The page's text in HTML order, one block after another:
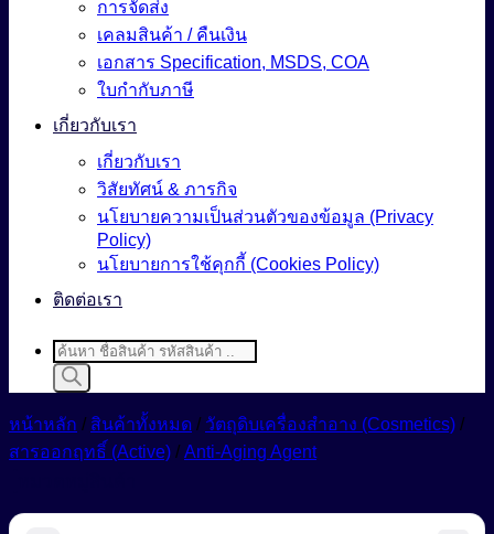
การจัดส่ง
เคลมสินค้า / คืนเงิน
เอกสาร Specification, MSDS, COA
ใบกำกับภาษี
เกี่ยวกับเรา
เกี่ยวกับเรา
วิสัยทัศน์ & ภารกิจ
นโยบายความเป็นส่วนตัวของข้อมูล (Privacy
Policy)
นโยบายการใช้คุกกี้ (Cookies Policy)
ติดต่อเรา
Products
search
หน้าหลัก / สินค้าทั้งหมด / วัตถุดิบเครื่องสำอาง (Cosmetics) /
สารออกฤทธิ์ (Active) / Anti-Aging Agent